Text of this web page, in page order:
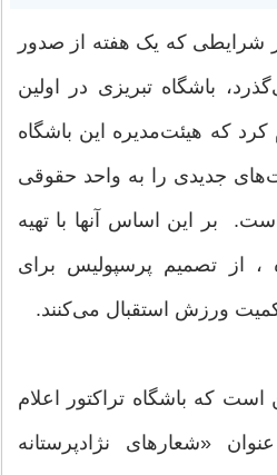
که یک هفته از صدور
باشگاه تبریزی در اولین
که هیئت‌مدیره این باشگاه
جدیدی را به واحد حقوقی
بر این اساس آنها با تهیه
، از تصمیم پرسپولیس برای
ورزش استقبال می‌کنند.
است که باشگاه تراکتور اعلام
«شعارهای نژادپرستانه